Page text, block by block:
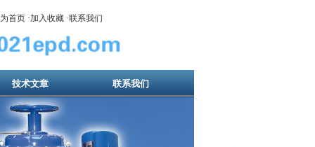
首页 ·加入收藏 ·联系我们
技术文章 联系我们